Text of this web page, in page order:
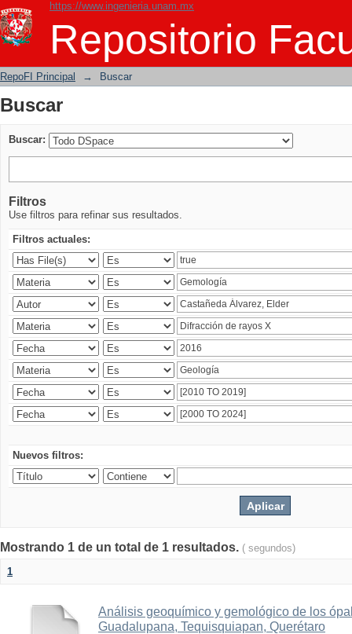
https://www.ingenieria.unam.mx
Repositorio
Buscar
RepoFI Principal → Buscar
Buscar
Buscar:
Filtros
Use filtros para refinar sus resultados.
Filtros actuales:
Nuevos filtros:
Mostrando 1 de un total de 1 resultados. ( segundos)
1
Análisis geoquímico y gemológico de los
Guadalupana, Tequisquiapan, Querétaro